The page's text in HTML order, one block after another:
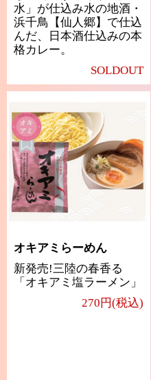
水」が仕込み水の地酒・
浜千鳥【仙人郷】で仕込
んだ、日本酒仕込みの本
格カレー。
SOLDOUT
オキアミらーめん
新発売!三陸の春香る
「オキアミ塩ラーメン」
270円(税込)